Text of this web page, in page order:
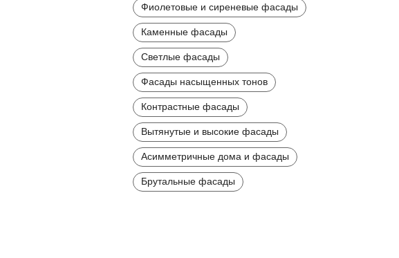
Фиолетовые и сиреневые фасады
Каменные фасады
Светлые фасады
Фасады насыщенных тонов
Контрастные фасады
Вытянутые и высокие фасады
Асимметричные дома и фасады
Брутальные фасады